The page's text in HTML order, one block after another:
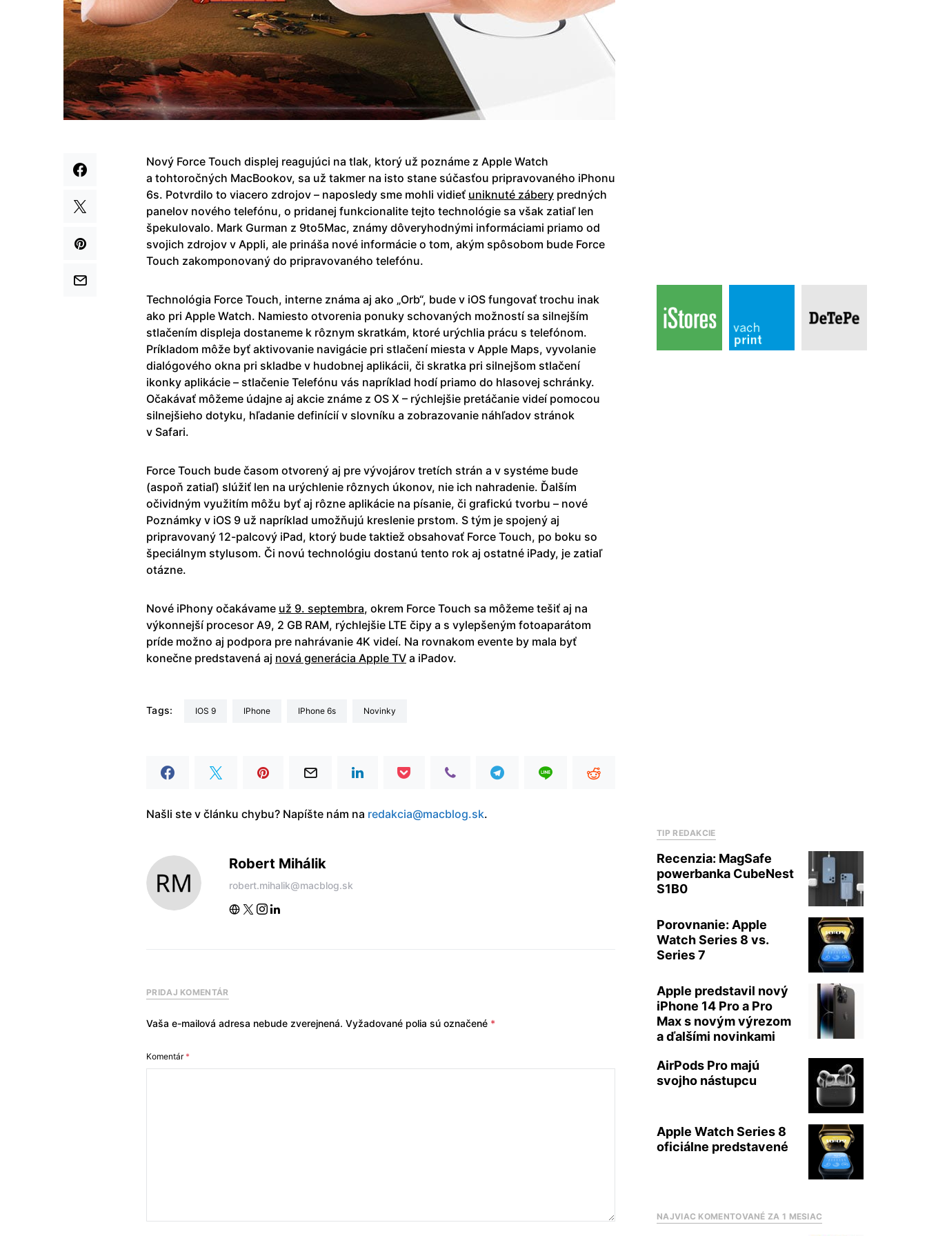
Nový Force Touch displej reagujúci na tlak, ktorý už poznáme z Apple Watch
a tohtoročných MacBookov, sa už takmer na isto stane súčasťou pripravovaného iPhonu
6s. Potvrdilo to viacero zdrojov – naposledy sme mohli vidieť uniknuté zábery predných
panelov nového telefónu, o pridanej funkcionalite tejto technológie sa však zatiaľ len
špekulovalo. Mark Gurman z 9to5Mac, známy dôveryhodnými informáciami priamo od
svojich zdrojov v Appli, ale prináša nové informácie o tom, akým spôsobom bude Force
Touch zakomponovaný do pripravovaného telefónu.
Technológia Force Touch, interne známa aj ako „Orb“, bude v iOS fungovať trochu inak
ako pri Apple Watch. Namiesto otvorenia ponuky schovaných možností sa silnejším
stlačením displeja dostaneme k rôznym skratkám, ktoré urýchlia prácu s telefónom.
Príkladom môže byť aktivovanie navigácie pri stlačení miesta v Apple Maps, vyvolanie
dialógového okna pri skladbe v hudobnej aplikácii, či skratka pri silnejšom stlačení
ikonky aplikácie – stlačenie Telefónu vás napríklad hodí priamo do hlasovej schránky.
Očakávať môžeme údajne aj akcie známe z OS X – rýchlejšie pretáčanie videí pomocou
silnejšieho dotyku, hľadanie definícií v slovníku a zobrazovanie náhľadov stránok
v Safari.
Force Touch bude časom otvorený aj pre vývojárov tretích strán a v systéme bude
(aspoň zatiaľ) slúžiť len na urýchlenie rôznych úkonov, nie ich nahradenie. Ďalším
očividným využitím môžu byť aj rôzne aplikácie na písanie, či grafickú tvorbu – nové
Poznámky v iOS 9 už napríklad umožňujú kreslenie prstom. S tým je spojený aj
pripravovaný 12-palcový iPad, ktorý bude taktiež obsahovať Force Touch, po boku so
špeciálnym stylusom. Či novú technológiu dostanú tento rok aj ostatné iPady, je zatiaľ
otázne.
Nové iPhony očakávame už 9. septembra, okrem Force Touch sa môžeme tešiť aj na
výkonnejší procesor A9, 2 GB RAM, rýchlejšie LTE čipy a s vylepšeným fotoaparátom
príde možno aj podpora pre nahrávanie 4K videí. Na rovnakom evente by mala byť
konečne predstavená aj nová generácia Apple TV a iPadov.
Tags: iOS 9 iPhone iPhone 6s Novinky
Našli ste v článku chybu? Napíšte nám na redakcia@macblog.sk.
Robert Mihálik
robert.mihalik@macblog.sk
PRIDAJ KOMENTÁR
Vaša e-mailová adresa nebude zverejnená. Vyžadované polia sú označené *
Komentár*
TIP REDAKCIE
Recenzia: MagSafe
powerbanka CubeNest
S1B0
Porovnanie: Apple
Watch Series 8 vs.
Series 7
Apple predstavil nový
iPhone 14 Pro a Pro
Max s novým výrezom
a ďalšími novinkami
AirPods Pro majú
svojho nástupcu
Apple Watch Series 8
oficiálne predstavené
NAJVIAC KOMENTOVANÉ ZA 1 MESIAC